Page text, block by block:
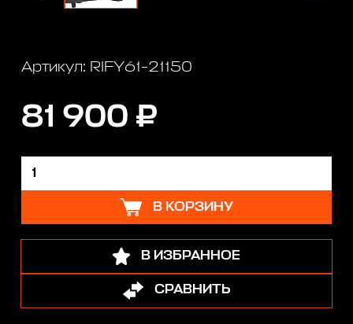
Артикул: RIFY61-21150
81 900 ₽
В КОРЗИНУ
В ИЗБРАННОЕ
СРАВНИТЬ